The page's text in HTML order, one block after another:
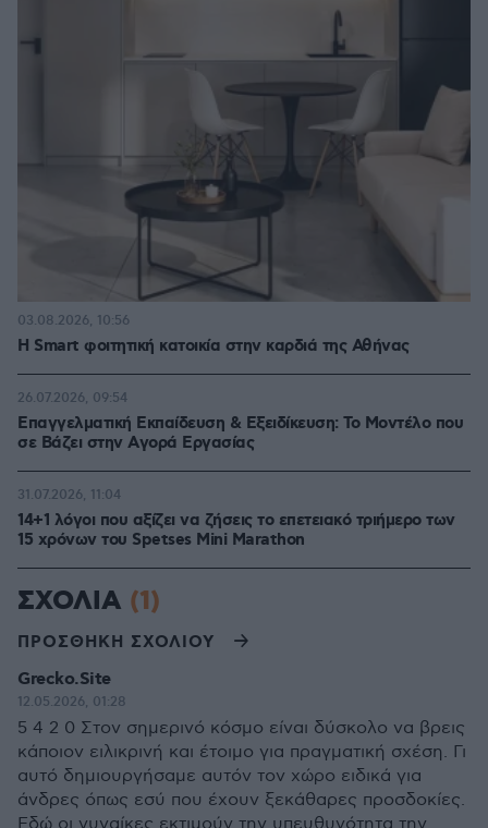
Η Smart φοιτητική κατοικία στην καρδιά της Αθήνας
03.08.2026, 10:56
Επαγγελματική Εκπαίδευση & Εξειδίκευση: Το Mοντέλο που
σε Bάζει στην Aγορά Eργασίας
26.07.2026, 09:54
14+1 λόγοι που αξίζει να ζήσεις το επετειακό τριήμερο των
15 χρόνων του Spetses Mini Marathon
31.07.2026, 11:04
ΣΧΟΛΙΑ (1)
ΠΡΟΣΘΗΚΗ ΣΧΟΛΙΟΥ
Grecko.Site
12.05.2026, 01:28
5 4 2 0 Στον σημερινό κόσμο είναι δύσκολο να βρεις
κάποιον ειλικρινή και έτοιμο για πραγματική σχέση. Γι
αυτό δημιουργήσαμε αυτόν τον χώρο ειδικά για
άνδρες όπως εσύ που έχουν ξεκάθαρες προσδοκίες.